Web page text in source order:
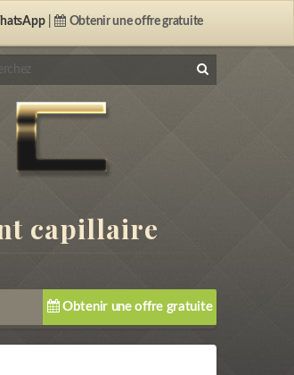
| Obtenir une offre gratuite
capillaire
Obtenir une offre gratuite